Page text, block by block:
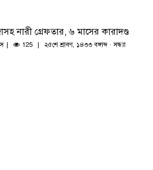
নারী গ্রেফতার, ৬ মাসের কারাদণ্ড
125 ২৫শে শ্রাবণ, ১৪৩৩ বঙ্গাব্দ · সন্ধ্যা